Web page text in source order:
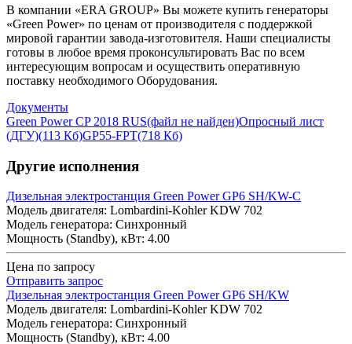
В компании «ERA GROUP» Вы можете купить генераторы
«Green Power» по ценам от производителя с поддержкой
мировой гарантии завода-изготовителя. Наши специалисты
готовы в любое время проконсультировать Вас по всем
интересующим вопросам и осуществить оперативную
поставку необходимого Оборудования.
Документы
Green Power CP 2018 RUS(файл не найден)Опросный лист
(ДГУ)(113 Кб)GP55-FPT(718 Кб)
Другие исполнения
Дизельная электростанция Green Power GP6 SH/KW-C
Модель двигателя: Lombardini-Kohler KDW 702
Модель генератора: Синхронный
Мощность (Standby), кВт: 4.00
Цена по запросу
Отправить запрос
Дизельная электростанция Green Power GP6 SH/KW
Модель двигателя: Lombardini-Kohler KDW 702
Модель генератора: Синхронный
Мощность (Standby), кВт: 4.00